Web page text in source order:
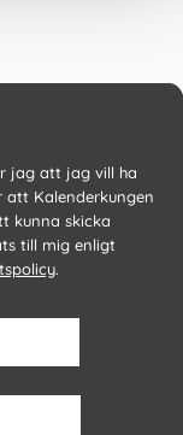
jag att jag vill ha
att Kalenderkungen
kunna skicka
till mig enligt
.